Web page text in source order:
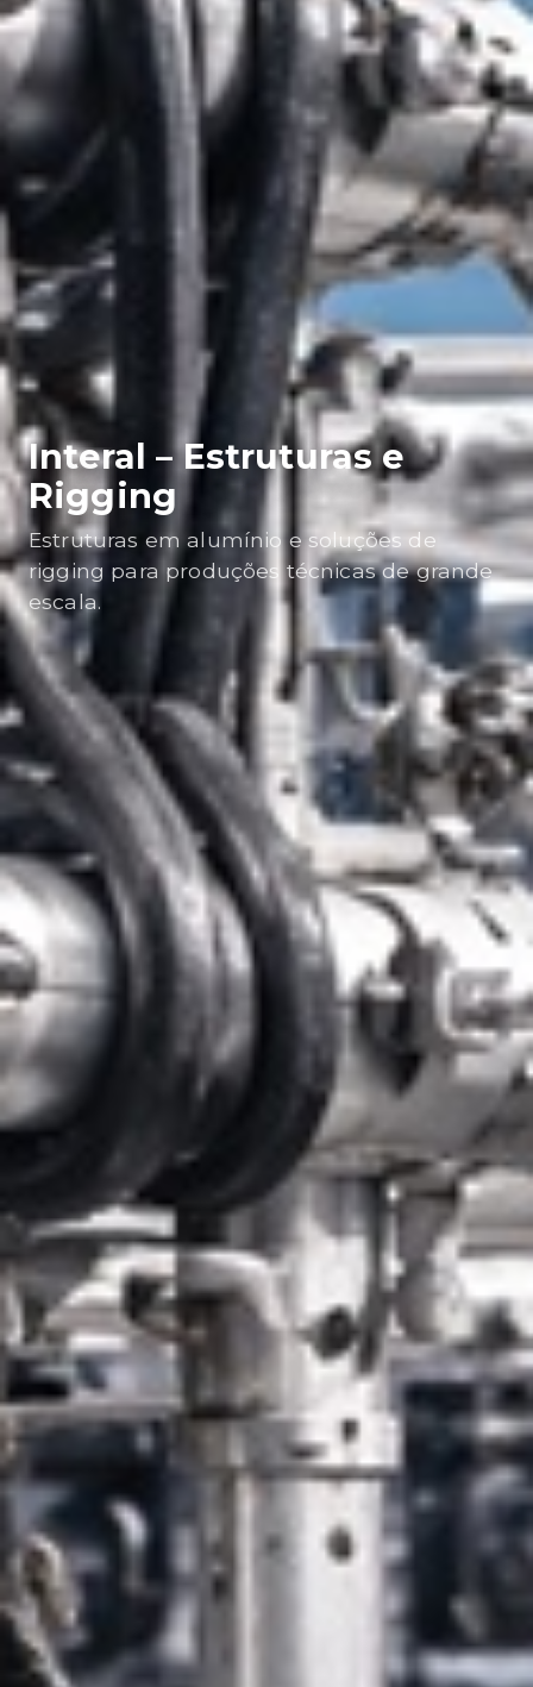
Interal – Estruturas e
Rigging
Estruturas em alumínio e soluções de
rigging para produções técnicas de grande
escala.